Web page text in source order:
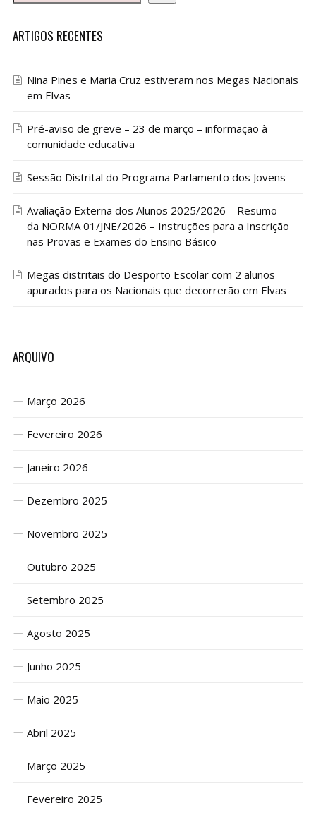
ARTIGOS RECENTES
Nina Pines e Maria Cruz estiveram nos Megas Nacionais
em Elvas
Pré-aviso de greve – 23 de março – informação à
comunidade educativa
Sessão Distrital do Programa Parlamento dos Jovens
Avaliação Externa dos Alunos 2025/2026 – Resumo
da NORMA 01/JNE/2026 – Instruções para a Inscrição
nas Provas e Exames do Ensino Básico
Megas distritais do Desporto Escolar com 2 alunos
apurados para os Nacionais que decorrerão em Elvas
ARQUIVO
Março 2026
Fevereiro 2026
Janeiro 2026
Dezembro 2025
Novembro 2025
Outubro 2025
Setembro 2025
Agosto 2025
Junho 2025
Maio 2025
Abril 2025
Março 2025
Fevereiro 2025